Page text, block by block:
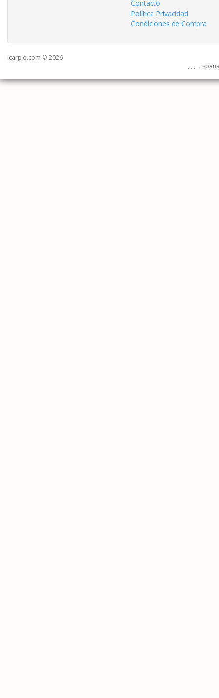
Contacto
Política Privacidad
Condiciones de Compra
icarpio.com © 2026
, , , ,